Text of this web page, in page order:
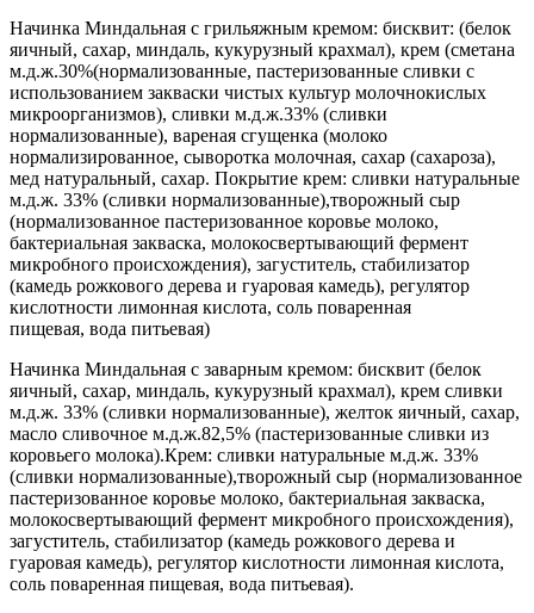
Начинка Миндальная с грильяжным кремом: бисквит: (белок
яичный, сахар, миндаль, кукурузный крахмал), крем (сметана
м.д.ж.30%(нормализованные, пастеризованные сливки с
использованием закваски чистых культур молочнокислых
микроорганизмов), сливки м.д.ж.33% (сливки
нормализованные), вареная сгущенка (молоко
нормализированное, сыворотка молочная, сахар (сахароза),
мед натуральный, сахар. Покрытие крем: сливки натуральные
м.д.ж. 33% (сливки нормализованные),творожный сыр
(нормализованное пастеризованное коровье молоко,
бактериальная закваска, молокосвертывающий фермент
микробного происхождения), загуститель, стабилизатор
(камедь рожкового дерева и гуаровая камедь), регулятор
кислотности лимонная кислота, соль поваренная
пищевая, вода питьевая)
Начинка Миндальная с заварным кремом: бисквит (белок
яичный, сахар, миндаль, кукурузный крахмал), крем сливки
м.д.ж. 33% (сливки нормализованные), желток яичный, сахар,
масло сливочное м.д.ж.82,5% (пастеризованные сливки из
коровьего молока).Крем: сливки натуральные м.д.ж. 33%
(сливки нормализованные),творожный сыр (нормализованное
пастеризованное коровье молоко, бактериальная закваска,
молокосвертывающий фермент микробного происхождения),
загуститель, стабилизатор (камедь рожкового дерева и
гуаровая камедь), регулятор кислотности лимонная кислота,
соль поваренная пищевая, вода питьевая).